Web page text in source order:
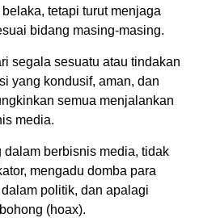
tetapi turut menjaga
bidang masing-masing.
segala sesuatu atau tindakan
yang kondusif, aman, dan
semua menjalankan
media.
dalam berbisnis media, tidak
mengadu domba para
politik, dan apalagi
(hoax).